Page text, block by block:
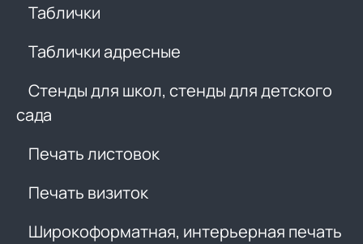
Таблички
Таблички адресные
Стенды для школ, стенды для детского
сада
Печать листовок
Печать визиток
Широкоформатная, интерьерная печать